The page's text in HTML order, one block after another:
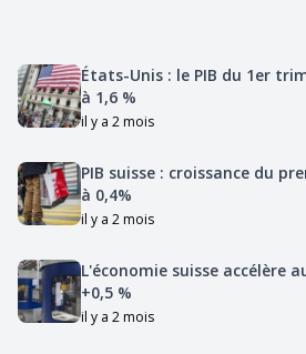
États-Unis : le PIB du 1er
à 1,6 %
il y a 2 mois
PIB suisse : croissance du
à 0,4%
il y a 2 mois
L'économie suisse accélère
+0,5 %
il y a 2 mois